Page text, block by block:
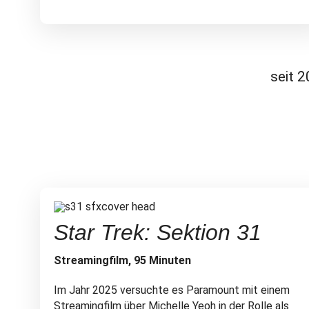
seit
Star Trek: Sektion 31
Streamingfilm, 95 Minuten
Im Jahr 2025 versuchte es Paramount mit einem
Streamingfilm über Michelle Yeoh in der Rolle als